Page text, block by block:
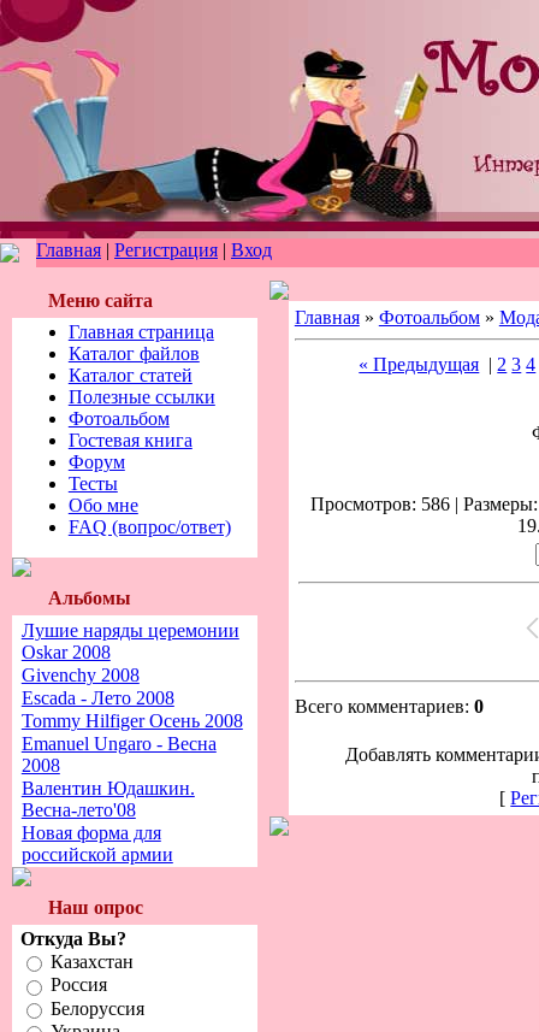
Главная | Регистрация | Вход
Меню сайта
Главная страница
Каталог файлов
Каталог статей
Полезные ссылки
Фотоальбом
Гостевая книга
Форум
Тесты
Обо мне
FAQ (вопрос/ответ)
Альбомы
Лушие наряды церемонии
Oskar 2008
Givenchy 2008
Escada - Лето 2008
Tommy Hilfiger Осень 2008
Emanuel Ungaro - Весна
2008
Валентин Юдашкин.
Весна-лето'08
Новая форма для
российской армии
Наш опрос
Откуда Вы?
Казахстан
Россия
Белоруссия
Главная» Фотоальбом»
« Предыдущая | 2 3 4
Просмотров: 586 |
Всего комментариев: 0
Добавлять
[